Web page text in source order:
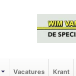
Vacatures Krant